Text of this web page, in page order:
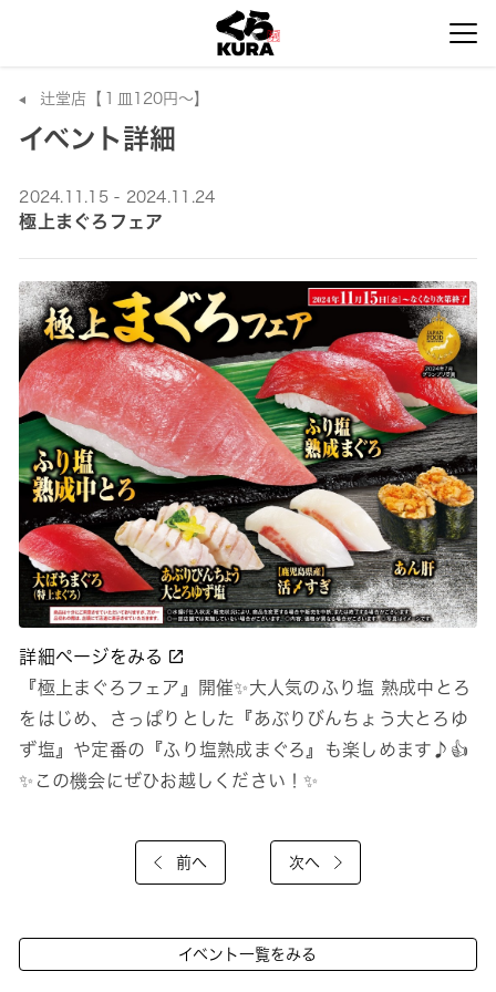
辻堂店【１皿120円～】
イベント詳細
2024.11.15 - 2024.11.24
極上まぐろフェア
詳細ページをみる
『極上まぐろフェア』開催✨大人気のふり塩 熟成中とろ
をはじめ、さっぱりとした『あぶりびんちょう大とろゆ
ず塩』や定番の『ふり塩熟成まぐろ』も楽しめます♪👍
✨この機会にぜひお越しください！✨
前へ 次へ
イベント一覧をみる